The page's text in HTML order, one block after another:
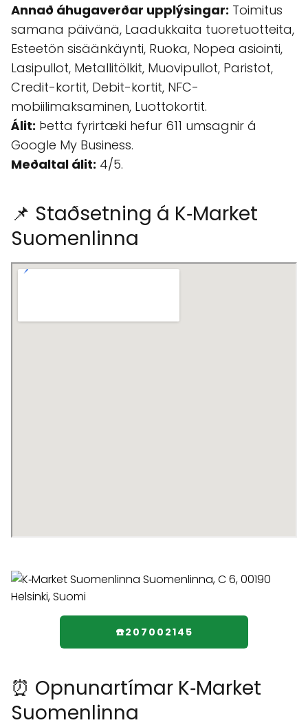
Annað áhugaverðar upplýsingar: Toimitus
samana päivänä, Laadukkaita tuoretuotteita,
Esteetön sisäänkäynti, Ruoka, Nopea asiointi,
Lasipullot, Metallitölkit, Muovipullot, Paristot,
Credit-kortit, Debit-kortit, NFC-
mobiilimaksaminen, Luottokortit.
Álit: Þetta fyrirtæki hefur 611 umsagnir á
Google My Business.
Meðaltal álit: 4/5.
📌 Staðsetning á K‑Market
Suomenlinna
☎️207002145
⏰ Opnunartímar K‑Market
Suomenlinna